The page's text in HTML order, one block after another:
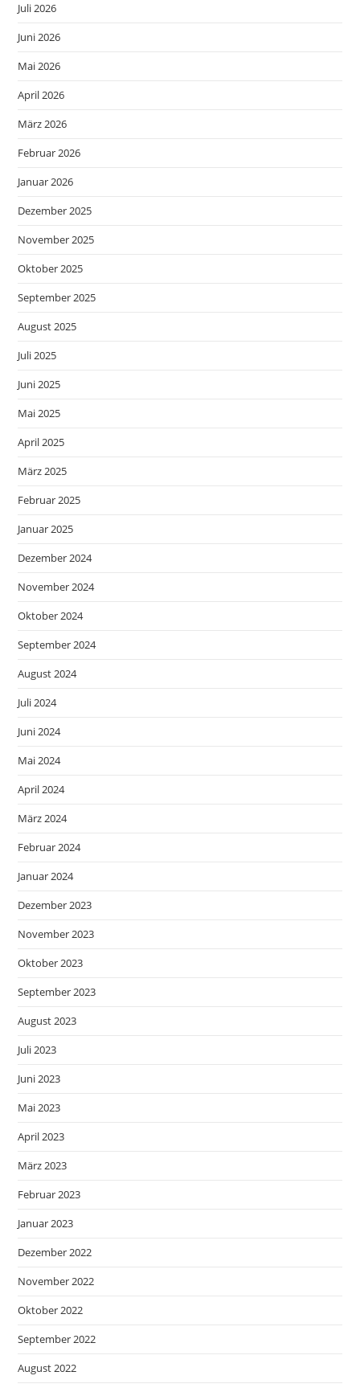
Juli 2026
Juni 2026
Mai 2026
April 2026
März 2026
Februar 2026
Januar 2026
Dezember 2025
November 2025
Oktober 2025
September 2025
August 2025
Juli 2025
Juni 2025
Mai 2025
April 2025
März 2025
Februar 2025
Januar 2025
Dezember 2024
November 2024
Oktober 2024
September 2024
August 2024
Juli 2024
Juni 2024
Mai 2024
April 2024
März 2024
Februar 2024
Januar 2024
Dezember 2023
November 2023
Oktober 2023
September 2023
August 2023
Juli 2023
Juni 2023
Mai 2023
April 2023
März 2023
Februar 2023
Januar 2023
Dezember 2022
November 2022
Oktober 2022
September 2022
August 2022